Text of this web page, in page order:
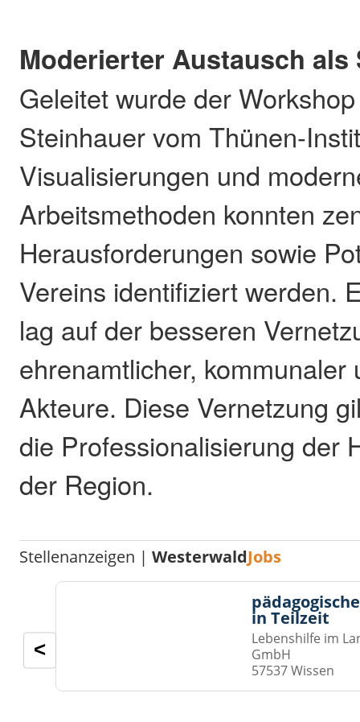
Moderierter Austausch als
Geleitet wurde der
Steinhauer vom Thünen-
Visualisierungen und
Arbeitsmethoden konnten
Herausforderungen sowie
Vereins identifiziert werden.
lag auf der besseren
ehrenamtlicher, kommunaler
Akteure. Diese Vernetzung
die Professionalisierung der
der Region.
Stellenanzeigen |WesterwaldJobs
in Teilzeit
Lebenshilfe im
GmbH
57537 Wissen
<